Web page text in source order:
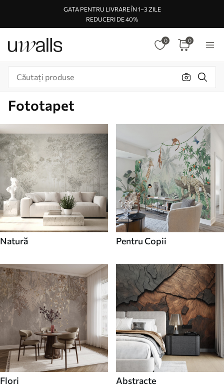
GATA PENTRU LIVRARE ÎN 1–3 ZILE
REDUCERI DE 40%
0 0
Fototapet
Natură Pentru Copii
Flori Abstracte